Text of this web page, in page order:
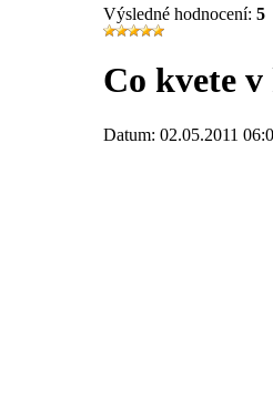
Výsledné hodnocení: 5
Co kvete
Datum: 02.05.2011